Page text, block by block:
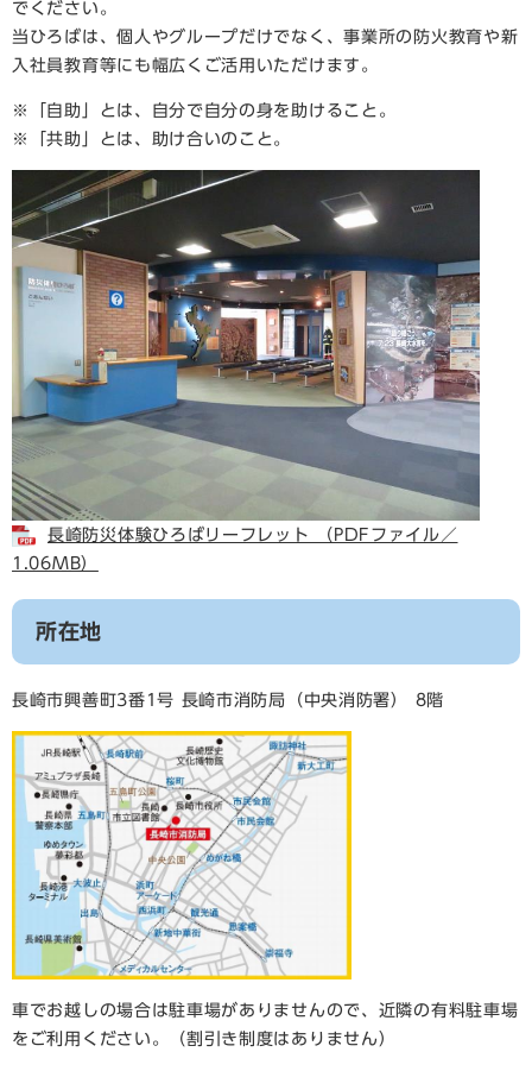
でください。
当ひろばは、個人やグループだけでなく、事業所の防火教育や新
入社員教育等にも幅広くご活用いただけます。
※「自助」とは、自分で自分の身を助けること。
※「共助」とは、助け合いのこと。
長崎防災体験ひろばリーフレット （PDFファイル／
1.06MB）
所在地
長崎市興善町3番1号 長崎市消防局（中央消防署） 8階
車でお越しの場合は駐車場がありませんので、近隣の有料駐車場
をご利用ください。（割引き制度はありません）